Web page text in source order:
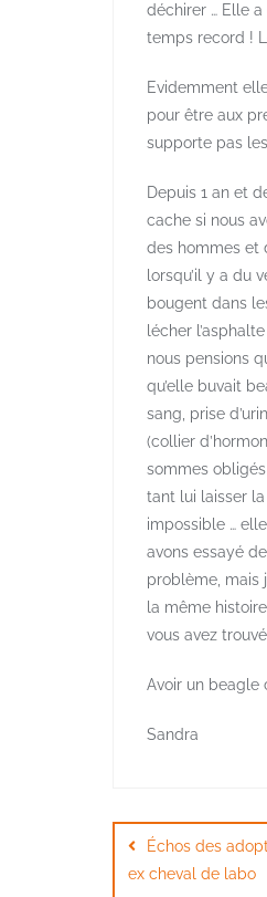
déchirer … Elle
temps record !
Evidemment
pour être aux
supporte pas
Depuis 1 an et
cache si nous
des hommes et
lorsqu’il y a du
bougent dans
lécher
nous pensions
qu’elle buvait
sang, prise
(collier
sommes
tant lui laisser la
impossible …
avons essayé
problème, mais
la même
vous avez
Avoir un beagle
Sandra
deÉchos des
ex cheval de labo